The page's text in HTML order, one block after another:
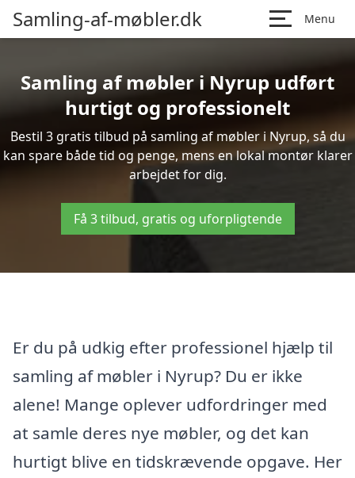
Samling-af-møbler.dk Menu
Samling af møbler i Nyrup udført
hurtigt og professionelt
Bestil 3 gratis tilbud på samling af møbler i Nyrup, så du
kan spare både tid og penge, mens en lokal montør klarer
arbejdet for dig.
Få 3 tilbud, gratis og uforpligtende
Er du på udkig efter professionel hjælp til
samling af møbler i Nyrup? Du er ikke
alene! Mange oplever udfordringer med
at samle deres nye møbler, og det kan
hurtigt blive en tidskrævende opgave. Her